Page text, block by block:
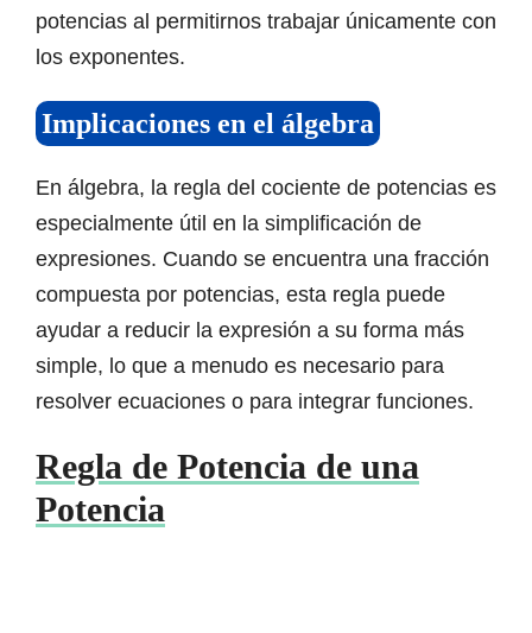
potencias al permitirnos trabajar únicamente con
los exponentes.
Implicaciones en el álgebra
En álgebra, la regla del cociente de potencias es
especialmente útil en la simplificación de
expresiones. Cuando se encuentra una fracción
compuesta por potencias, esta regla puede
ayudar a reducir la expresión a su forma más
simple, lo que a menudo es necesario para
resolver ecuaciones o para integrar funciones.
Regla de Potencia de una
Potencia